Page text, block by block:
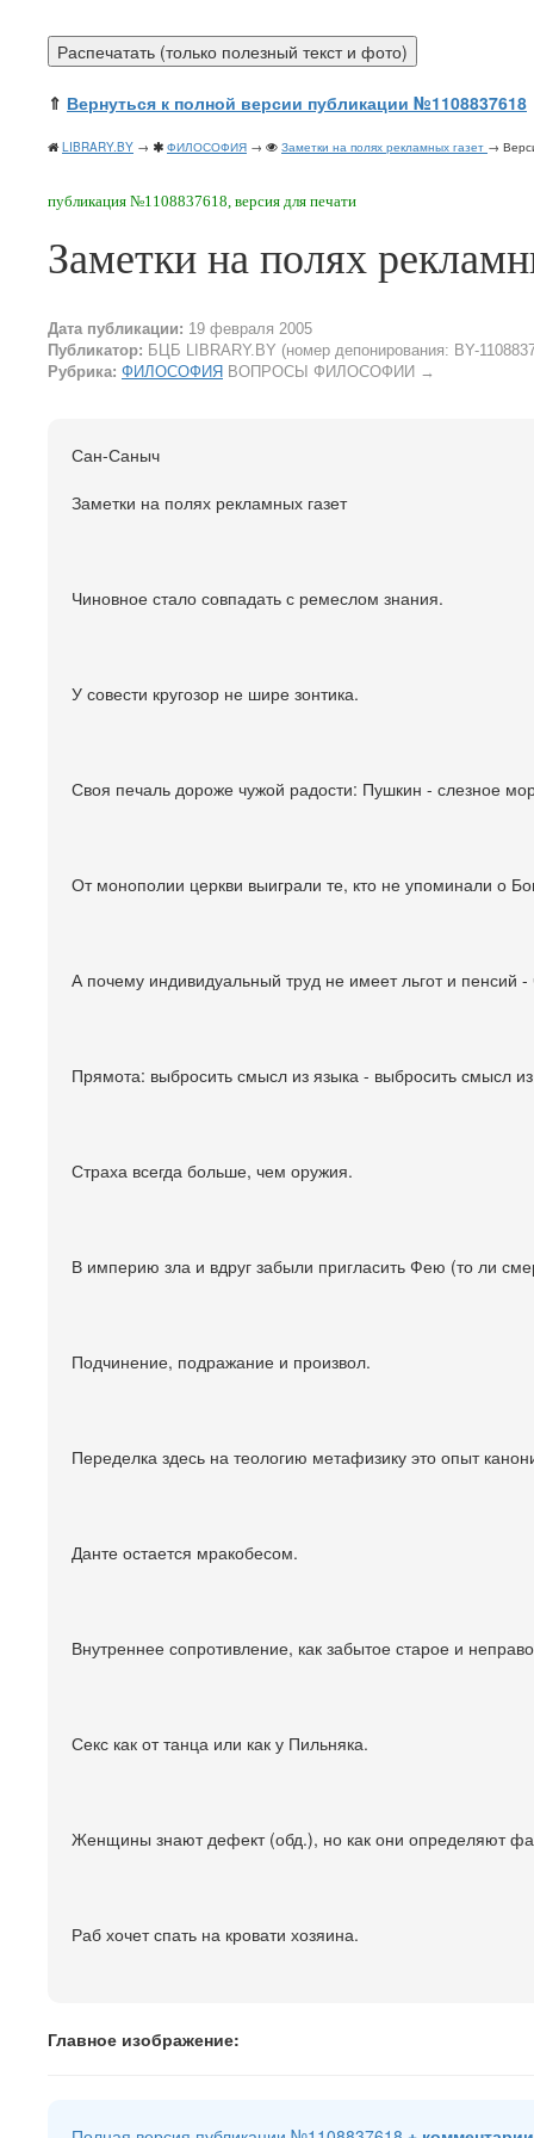
⇑ Вернуться к полной версии публикации №1108837618
LIBRARY.BY → ФИЛОСОФИЯ → Заметки на полях рекламных газет →
публикация №1108837618, версия для печати
Заметки на полях
Дата публикации: 19 февраля 2005
Публикатор: БЦБ LIBRARY.BY (номер депонирования: BY-
Рубрика: ФИЛОСОФИЯ ВОПРОСЫ ФИЛОСОФИИ →
Сан-Саныч
Заметки на полях рекламных газет
Чиновное стало совпадать с ремеслом знания.
У совести кругозор не шире зонтика.
Своя печаль дороже чужой радости: Пушкин - слезное
От монополии церкви выиграли те, кто не упоминали о
А почему индивидуальный труд не имеет льгот и пенсий
Прямота: выбросить смысл из языка - выбросить смысл
Страха всегда больше, чем оружия.
В империю зла и вдруг забыли пригласить Фею (то ли
Подчинение, подражание и произвол.
Переделка здесь на теологию метафизику это опыт
Данте остается мракобесом.
Внутреннее сопротивление, как забытое старое и
Секс как от танца или как у Пильняка.
Женщины знают дефект (обд.), но как они определяют
Раб хочет спать на кровати хозяина.
Главное изображение: